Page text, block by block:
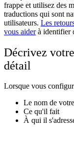
frappe et utilisez des
traductions qui sont
utilisateurs. Les
vous aiderà identifier
Décrivez
détail
Lorsque vous
Le nom de
Ce qu'il fait
À qui il